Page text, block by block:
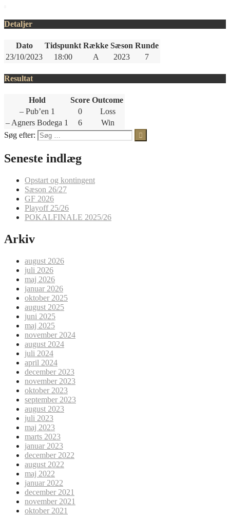
Detaljer
Dato Tidspunkt Række Sæson Runde
23/10/2023
18:00 A 2023 7
Resultat
Hold Score Outcome
– Pub’en 1
0
Loss
– Agners Bodega 1
6
Win
Søg efter:
Seneste indlæg
Opstart og kontingent
Sæson 26/27
GF 2026
Playoff 25/26
POKALFINALE 2025/26
Arkiv
august 2026
juli 2026
maj 2026
januar 2026
oktober 2025
august 2025
juni 2025
maj 2025
november 2024
august 2024
juli 2024
april 2024
december 2023
november 2023
oktober 2023
september 2023
august 2023
juli 2023
maj 2023
marts 2023
januar 2023
december 2022
august 2022
maj 2022
januar 2022
december 2021
november 2021
oktober 2021